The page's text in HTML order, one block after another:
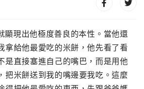
顯現出他極度善良的本性。當他還
拿給他最愛吃的米餅，他先看了看
是直接塞進自己的嘴巴，而是用他
把米餅送到我的嘴邊要我吃。這麼